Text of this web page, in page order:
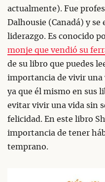
actualmente). Fue
Dalhousie (Canadá) y se
liderazgo. Es conocido
monje que vendió su
de su libro que puedes
importancia de vivir una
ya que él mismo en sus
evitar vivir una vida sin
felicidad. En este libro
importancia de tener
temprano.